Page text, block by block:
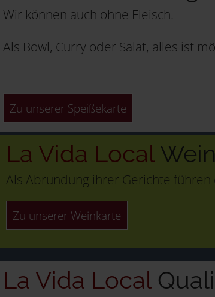
Wir können auch ohne Fleisch.
Als Bowl, Curry oder Salat, alles ist
Zu unserer Speißekarte
La Vida Local
Als Abrundung ihrer Gerichte
Zu unserer Weinkarte
La Vida Local